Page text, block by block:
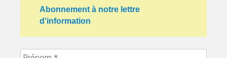
Abonnement à notre lettre
d'information